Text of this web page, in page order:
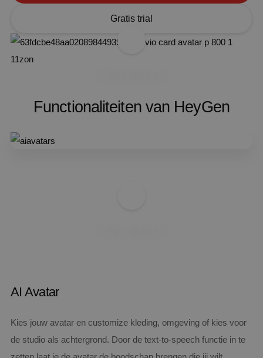
Gratis trial
Functionaliteiten van HeyGen
AI Avatar
Kies jouw avatar en customize kleding, omgeving of kies voor
de studio als achtergrond. Door de text-to-speech functie in te